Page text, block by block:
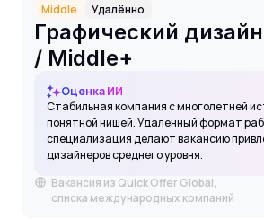
Middle Удалённо
Графический
/ Middle+
Оценка ИИ
Стабильная компания с многолетней
понятной нишей. Удаленный формат
специализация делают вакансию
дизайнеров среднего уровня.
Вакансия из Quick Offer Global,
списка международных компаний